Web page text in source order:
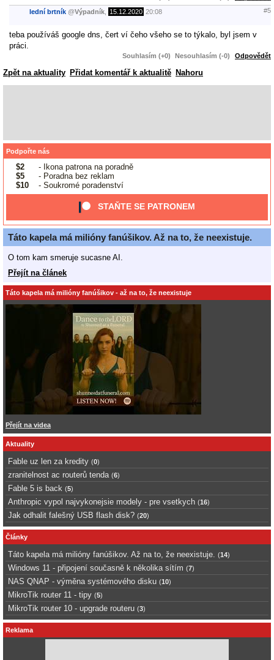
lední brtník @Výpadník 15.12.2020 20:08 #5
teba používáš google dns, čert ví čeho všeho se to týkalo, byl jsem v
práci.
Souhlasím (+0) Nesouhlasím (-0) Odpovědět
Zpět na aktuality Přidat komentář k aktualitě Nahoru
Podpořte nás
$2
- Ikona patrona na poradně
$5
- Poradna bez reklam
$10
- Soukromé poradenství
STAŇTE SE PATRONEM
Táto kapela má milióny fanúšikov. Až na to, že neexistuje.
O tom kam smeruje sucasne AI.
Přejít na článek
Táto kapela má milióny fanúšikov - až na to, že neexistuje
Přejít na videa
Aktuality
Fable uz len za kredity (0)
zranitelnost ac routerů tenda (6)
Fable 5 is back (5)
Anthropic vypol najvykonejsie modely - pre vsetkych (16)
Jak odhalit falešný USB flash disk? (20)
Články
Táto kapela má milióny fanúšikov. Až na to, že neexistuje. (14)
Windows 11 - připojení současně k několika sítím (7)
NAS QNAP - výměna systémového disku (10)
MikroTik router 11 - tipy (5)
MikroTik router 10 - upgrade routeru (3)
Reklama